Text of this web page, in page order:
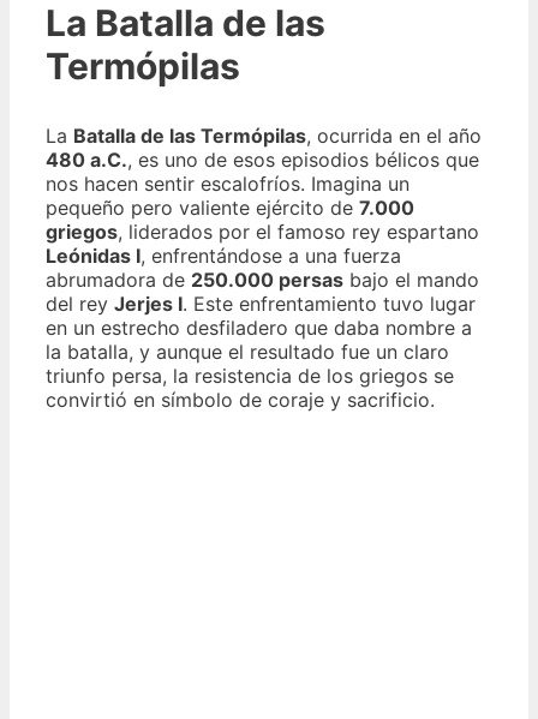
La Batalla de las
Termópilas
La Batalla de las Termópilas, ocurrida en el año
480 a.C., es uno de esos episodios bélicos que
nos hacen sentir escalofríos. Imagina un
pequeño pero valiente ejército de 7.000
griegos, liderados por el famoso rey espartano
Leónidas I, enfrentándose a una fuerza
abrumadora de 250.000 persas bajo el mando
del rey Jerjes I. Este enfrentamiento tuvo lugar
en un estrecho desfiladero que daba nombre a
la batalla, y aunque el resultado fue un claro
triunfo persa, la resistencia de los griegos se
convirtió en símbolo de coraje y sacrificio.